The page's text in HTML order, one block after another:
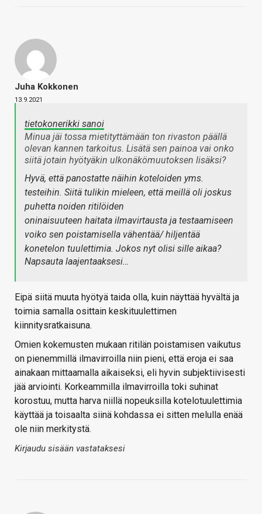
Juha Kokkonen
13.9.2021
tietokonerikki sanoi
Minua jäi tossa mietityttämään ton rivaston päällä
olevan kannen tarkoitus. Lisätä sen painoa vai onko
siitä jotain hyötyäkin ulkonäkömuutoksen lisäksi?
Hyvä, että panostatte näihin koteloiden yms.
testeihin. Siitä tulikin mieleen, että meillä oli joskus
puhetta noiden ritilöiden
oninaisuuteen haitata ilmavirtausta ja testaamiseen
voiko sen poistamisella vähentää/ hiljentää
konetelon tuulettimia. Jokos nyt olisi sille aikaa?
Napsauta laajentaaksesi…
Eipä siitä muuta hyötyä taida olla, kuin näyttää hyvältä ja
toimia samalla osittain keskituulettimen
kiinnitysratkaisuna.
Omien kokemusten mukaan ritilän poistamisen vaikutus
on pienemmillä ilmavirroilla niin pieni, että eroja ei saa
ainakaan mittaamalla aikaiseksi, eli hyvin subjektiivisesti
jää arviointi. Korkeammilla ilmavirroilla toki suhinat
korostuu, mutta harva niillä nopeuksilla kotelotuulettimia
käyttää ja toisaalta siinä kohdassa ei sitten melulla enää
ole niin merkitystä.
Kirjaudu sisään vastataksesi